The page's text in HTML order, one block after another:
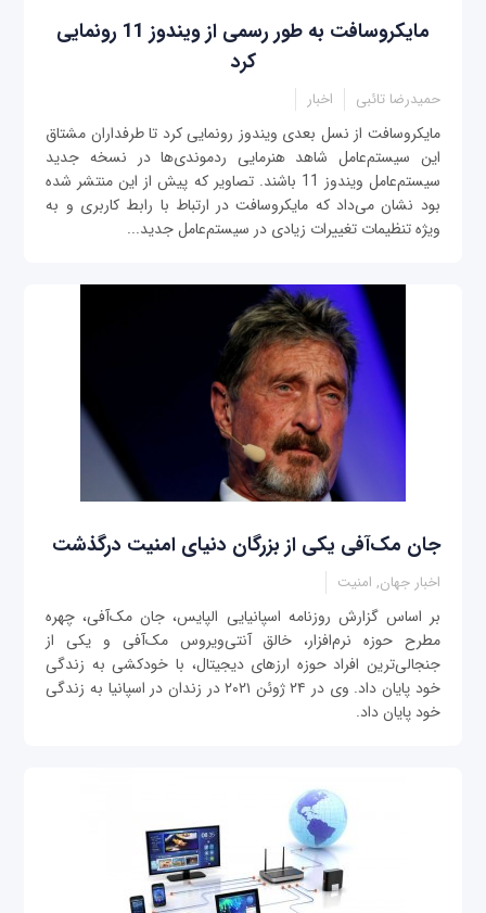
مایکروسافت به طور رسمی از ویندوز 11 رونمایی
کرد
حمیدرضا تائبی اخبار
مایکروسافت از نسل بعدی ویندوز رونمایی کرد تا طرفداران مشتاق
این سیستم‌عامل شاهد هنرمایی ردموندی‌ها در نسخه جدید
سیستم‌عامل ویندوز 11 باشند. تصاویر که پیش از این منتشر شده
بود نشان می‌داد که مایکروسافت در ارتباط با رابط کاربری و به
ویژه تنظیمات تغییرات زیادی در سیستم‌عامل جدید...
جان مک‌آفی یکی از بزرگان دنیای امنیت درگذشت
اخبار جهان, امنیت
بر اساس گزارش روزنامه اسپانیایی الپایس، جان مک‌آفی، چهره
مطرح حوزه نرم‌افزار، خالق آنتی‌ویروس مک‌آفی و یکی از
جنجالی‌ترین افراد حوزه ارزهای دیجیتال، با خودکشی به زندگی
خود پایان داد. وی در ۲۴ ژوئن ۲۰۲۱ در زندان در اسپانیا به زندگی
خود پایان داد.